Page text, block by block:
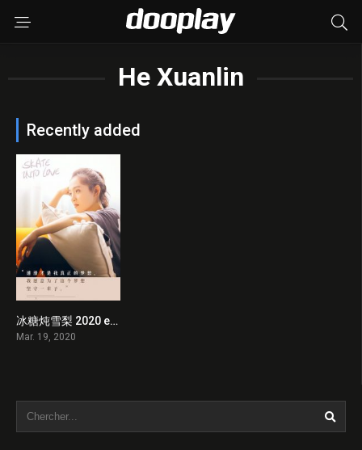
He Xuanlin
Recently added
0冰糖炖雪梨 2020 en Streaming HD Gratuit !
Mar. 19, 2020